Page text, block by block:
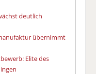
deutlich
übernimmt
Elite des